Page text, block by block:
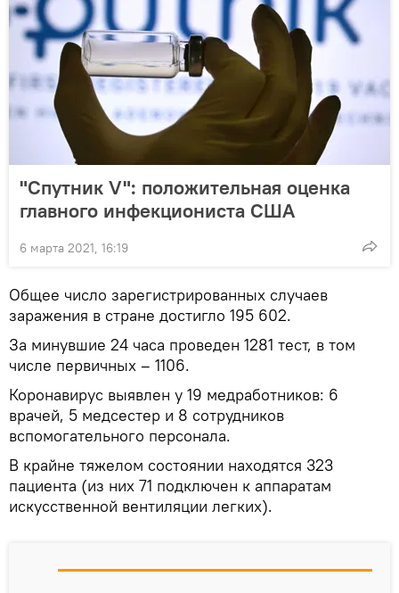
"Спутник V": положительная оценка
главного инфекциониста США
6 марта 2021, 16:19
Общее число зарегистрированных случаев
заражения в стране достигло 195 602.
За минувшие 24 часа проведен 1281 тест, в том
числе первичных – 1106.
Коронавирус выявлен у 19 медработников: 6
врачей, 5 медсестер и 8 сотрудников
вспомогательного персонала.
В крайне тяжелом состоянии находятся 323
пациента (из них 71 подключен к аппаратам
искусственной вентиляции легких).